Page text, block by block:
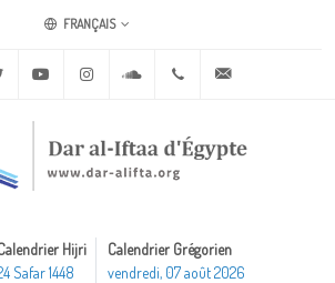
FRANÇAIS
Twitter Youtube Instagram Soundcloud+20 2 25970400
Hijri
Safar 1448
Calendrier Grégorien
vendredi, 07 août 2026